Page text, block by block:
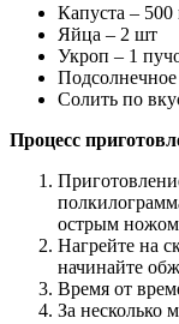
Капуста – 500
Яйца – 2 шт
Укроп – 1
Солить по
Процесс
острым
Нагрейте на
начинайте
Время от
За несколько